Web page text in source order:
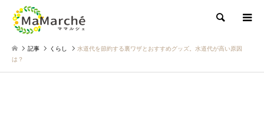
検索
記事 くらし
水道代を節約する裏ワザとおすすめグッズ。水道代が高い原因
は？